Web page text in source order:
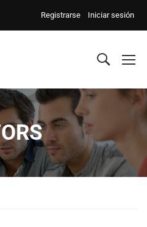
Registrarse Iniciar sesión